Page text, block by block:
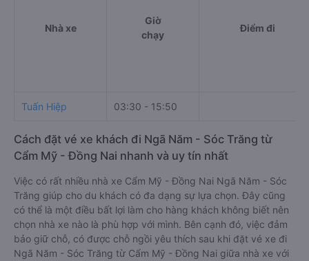
Nhà xe
Giờ
chạy
Điểm đi
Tuấn Hiệp 03:30 - 15:50
Cách đặt vé xe khách đi Ngã Năm - Sóc Trăng từ
Cẩm Mỹ - Đồng Nai nhanh và uy tín nhất
Việc có rất nhiều nhà xe Cẩm Mỹ - Đồng Nai Ngã Năm - Sóc
Trăng giúp cho du khách có đa dạng sự lựa chọn. Đây cũng
có thể là một điều bất lợi làm cho hàng khách không biết nên
chọn nhà xe nào là phù hợp với mình. Bên cạnh đó, việc đảm
bảo giữ chỗ, có được chỗ ngồi yêu thích sau khi đặt vé xe đi
Ngã Năm - Sóc Trăng từ Cẩm Mỹ - Đồng Nai giữa nhà xe với